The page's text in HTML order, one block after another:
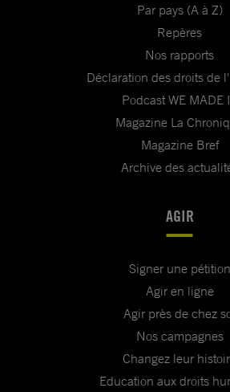
Par pays (A à Z)
Repères
Nos rapports
Déclaration des droits de
Podcast WE MADE
Magazine La
Magazine Bref
Archive des
AGIR
Signer une pétition
Agir en ligne
Agir près de chez
Nos campagnes
Changez leur
Education aux droits